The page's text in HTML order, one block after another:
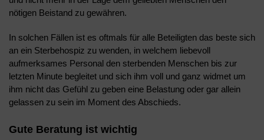
nötigen Beistand zu gewähren.
In solchen Fällen ist es oftmals für alle Beteiligten das beste sich
an ein Sterbehospiz zu wenden, in welchem liebevoll
aufmerksames Personal den sterbenden Menschen bis zur
letzten Minute begleitet und sich ihm voll und ganz widmet um
ihm nicht das Gefühl zu geben eine Belastung oder gar allein
gelassen zu sein im Moment des Abschieds.
Gute Beratung ist wichtig